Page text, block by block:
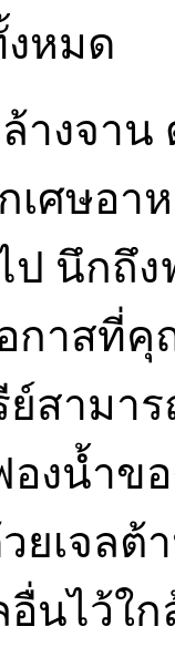
หมด
างจา
เศษอา
ไป นึก
กาสที่
สามา
งน้ำข
ยเจลต้
อื่นไว้